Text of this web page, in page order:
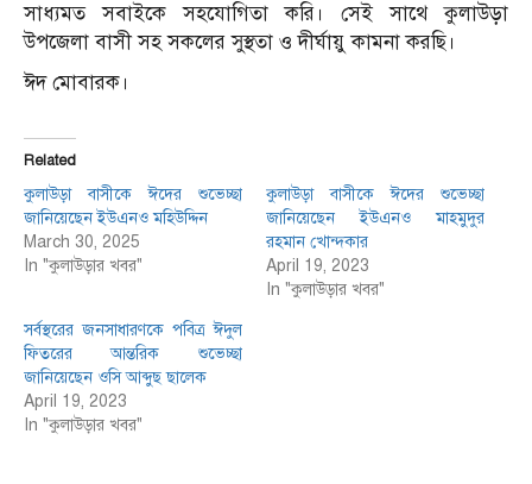
সাধ্যমত সবাইকে সহযোগিতা করি। সেই সাথে কুলাউড়া
উপজেলা বাসী সহ সকলের সুস্থতা ও দীর্ঘায়ু কামনা করছি।
ঈদ মোবারক।
Related
কুলাউড়া বাসীকে ঈদের শুভেচ্ছা
জানিয়েছেন ইউএনও মহিউদ্দিন
March 30, 2025
In "কুলাউড়ার খবর"
কুলাউড়া বাসীকে ঈদের শুভেচ্ছা
জানিয়েছেন ইউএনও মাহমুদুর
রহমান খোন্দকার
April 19, 2023
In "কুলাউড়ার খবর"
সর্বস্থরের জনসাধারণকে পবিত্র ঈদুল
ফিতরের আন্তরিক শুভেচ্ছা
জানিয়েছেন ওসি আব্দুছ ছালেক
April 19, 2023
In "কুলাউড়ার খবর"